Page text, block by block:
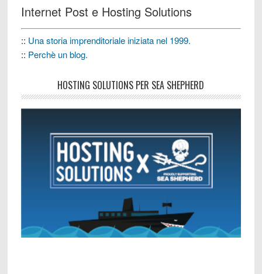
Internet Post e Hosting Solutions
:: Una storia imprenditoriale iniziata nel 1999.
:: Perchè un blog.
HOSTING SOLUTIONS PER SEA SHEPHERD